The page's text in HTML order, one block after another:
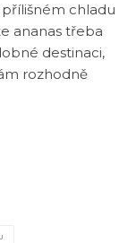
chladu
ananas třeba
destinaci,
rozhodně